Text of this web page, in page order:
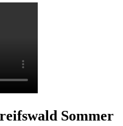
Sommer